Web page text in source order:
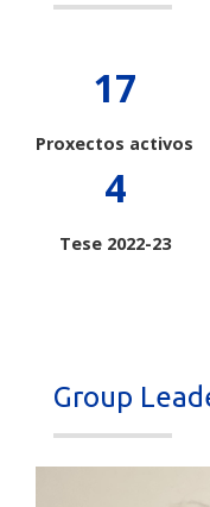
17
Proxectos activos
4
Tese 2022-23
Group